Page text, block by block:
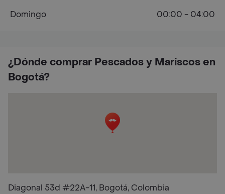
¿Dónde comprar Pescados y Mariscos en
Bogotá?
Diagonal 53d #22A-11, Bogotá, Colombia
Domingo
00:00 - 04:00